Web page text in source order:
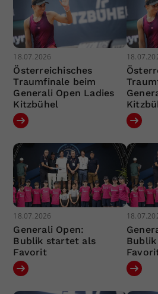
18.07.2026
Österreichisches
Traumfinale beim
Generali Open Ladies
Kitzbühel
18.07.2026
Generali Open:
Bublik startet als
Favorit